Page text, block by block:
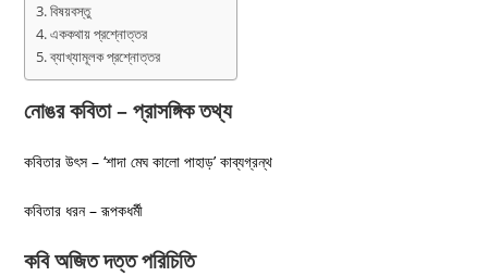
বিষয়বস্তু
এককথায় প্রশ্নোত্তর
ব্যাখ্যামূলক প্রশ্নোত্তর
নোঙর কবিতা – প্রাসঙ্গিক তথ্য
কবিতার উৎস – ‘শাদা মেঘ কালো পাহাড়’ কাব্যগ্রন্থ
কবিতার ধরন – রূপকধর্মী
কবি অজিত দত্ত পরিচিতি